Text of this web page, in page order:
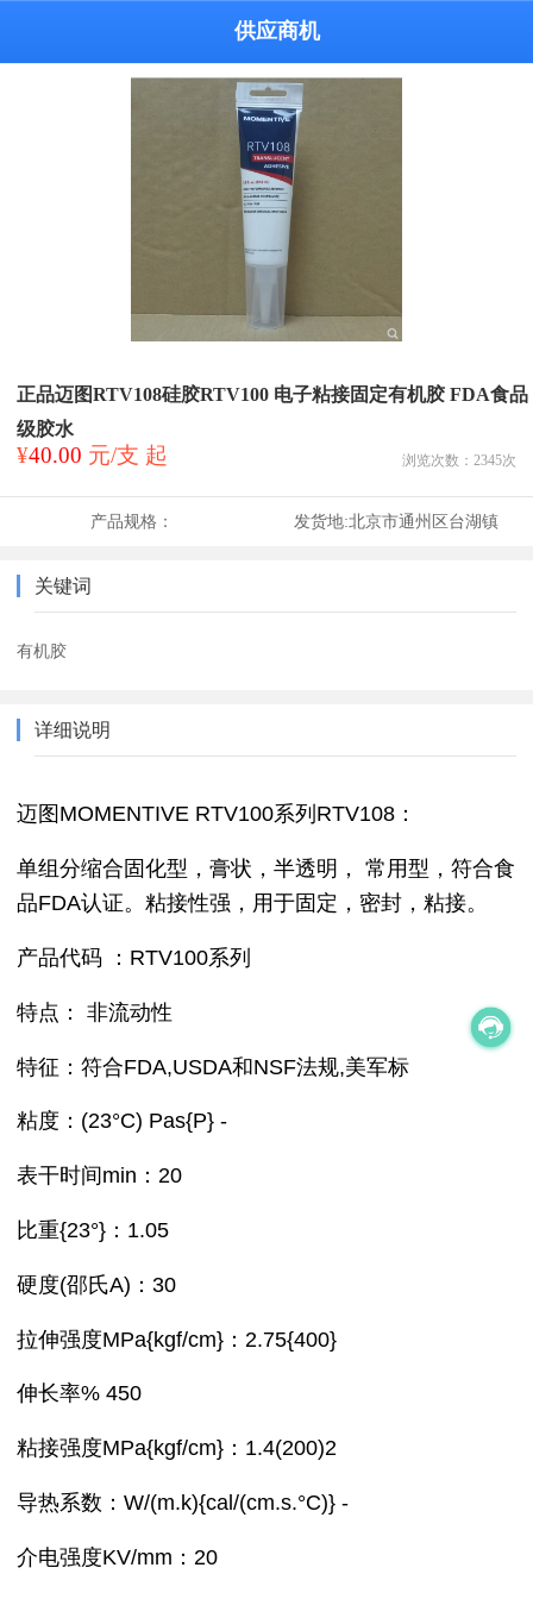
供应商机
正品迈图RTV108硅胶RTV100 电子粘接固定有机胶 FDA食品
级胶水
¥40.00 元/支 起 浏览次数： 2345次
产品规格： 发货地:北京市通州区台湖镇
关键词
有机胶
详细说明
迈图MOMENTIVE RTV100系列RTV108：
单组分缩合固化型，膏状，半透明， 常用型，符合食
品FDA认证。粘接性强，用于固定，密封，粘接。
产品代码 ：RTV100系列
特点： 非流动性
特征：符合FDA,USDA和NSF法规,美军标
粘度：(23°C) Pas{P} -
表干时间min：20
比重{23°}：1.05
硬度(邵氏A)：30
拉伸强度MPa{kgf/cm}：2.75{400}
伸长率% 450
粘接强度MPa{kgf/cm}：1.4(200)2
导热系数：W/(m.k){cal/(cm.s.°C)} -
介电强度KV/mm：20